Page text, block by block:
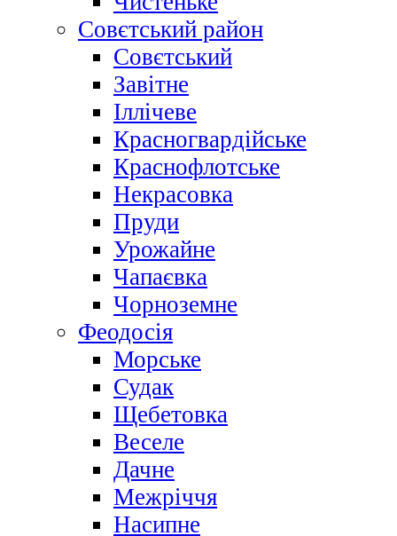
Совєтський район
Совєтський
Завітне
Іллічеве
Красногвардійське
Краснофлотське
Некрасовка
Пруди
Урожайне
Чапаєвка
Чорноземне
Феодосія
Морське
Судак
Щебетовка
Веселе
Дачне
Межріччя
Насипне